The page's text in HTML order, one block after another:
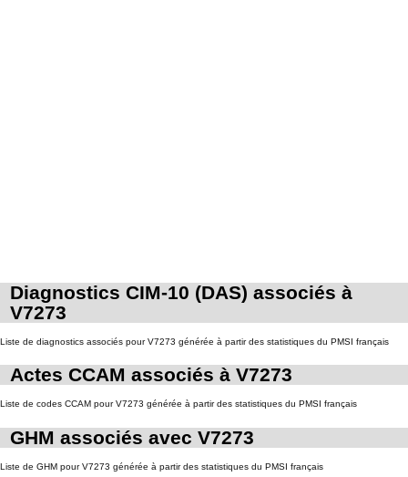
Diagnostics CIM-10 (DAS) associés à
V7273
Liste de diagnostics associés pour V7273 générée à partir des statistiques du PMSI français
Actes CCAM associés à V7273
Liste de codes CCAM pour V7273 générée à partir des statistiques du PMSI français
GHM associés avec V7273
Liste de GHM pour V7273 générée à partir des statistiques du PMSI français